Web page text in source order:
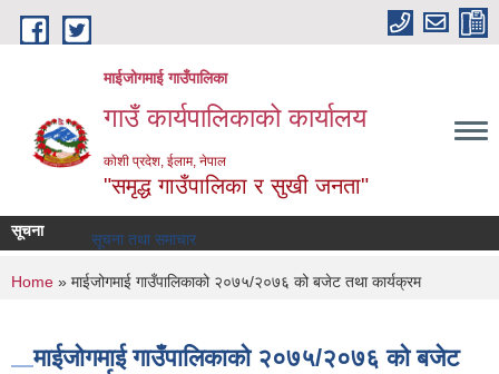
Skip to main content
माईजोगमाई गाउँपालिका
गाउँ कार्यपालिकाको कार्यालय
कोशी प्रदेश, ईलाम, नेपाल
"समृद्ध गाउँपालिका र सुखी जनता"
सूचना सूचना तथा समाचार
You are here
Home » माईजोगमाई गाउँपालिकाको २०७५/२०७६ को बजेट तथा कार्यक्रम
माईजोगमाई गाउँपालिकाको २०७५/२०७६ को बजेट